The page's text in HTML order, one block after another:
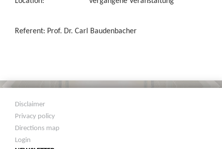
Referent: Prof. Dr. Carl Baudenbacher
Disclaimer
Privacy policy
Directions map
Login